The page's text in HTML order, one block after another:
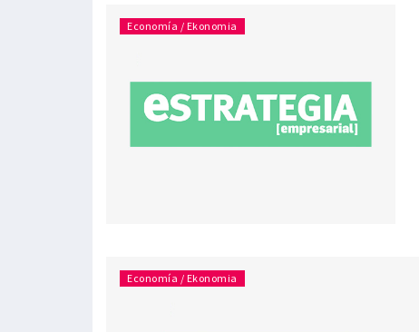
Confebask plantea la empresa co
Economía / Ekonomia
Economía / Ekonomia